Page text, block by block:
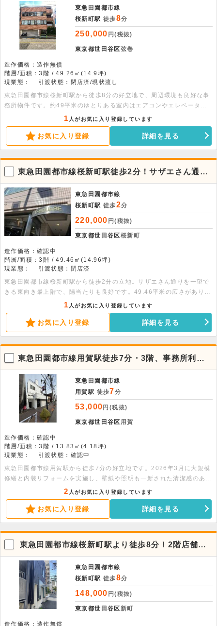
東急田園都市線
桜新町駅 徒歩8分
250,000 円(税抜)
東京都世田谷区弦巻
造作価格：造作無償
階層/面積：3階 / 49.26㎡(14.9坪)
現業態：
引渡状態：閉店済/現状渡し
東急田園都市線桜新町駅から徒歩8分の好立地で、周辺環境も良好な事
務所物件です。約49平米のゆとりある室内はエアコンやエレベーター
を完備し、清潔感のある事務所仕様での引渡しとなります。ぜひご検討
ください。
1 人がお気に入り登録しています
お気に入り登録 詳細を見る
東急田園都市線桜新町駅徒歩2分！サザエさん通り
沿い3階店舗物件。
東急田園都市線
桜新町駅 徒歩2分
220,000 円(税抜)
東京都世田谷区桜新町
造作価格：確認中
階層/面積：3階 / 49.46㎡(14.96坪)
現業態：
引渡状態：閉店済
東急田園都市線桜新町駅から徒歩2分の立地。サザエさん通りを一望で
きる東向き最上階で、陽当たりも良好です。49.46平米の広さがあり、
1フロア1テナントのため独立性も保たれます。詳細につきましてはお
問い合わせください。
1 人がお気に入り登録しています
お気に入り登録 詳細を見る
東急田園都市線用賀駅徒歩7分・3階、事務所利用
可能な1Rです。
東急田園都市線
用賀駅 徒歩7分
53,000 円(税抜)
東京都世田谷区 用賀
造作価格：確認中
階層/面積：3階 / 13.83㎡(4.18坪)
現業態：
引渡状態：確認中
東急田園都市線用賀駅から徒歩7分の好立地です。2026年3月に大規模
修繕と内装リフォームを実施し、壁紙や照明も一新された清潔感のある
空間です。新しく整った環境で、事業の第一歩を踏み出しませんか。
2 人がお気に入り登録しています
お気に入り登録 詳細を見る
東急田園都市線桜新町駅より徒歩8分！2階店舗物
件
東急田園都市線
桜新町駅 徒歩8分
148,000 円(税抜)
東京都世田谷区新町
造作価格：造作無償